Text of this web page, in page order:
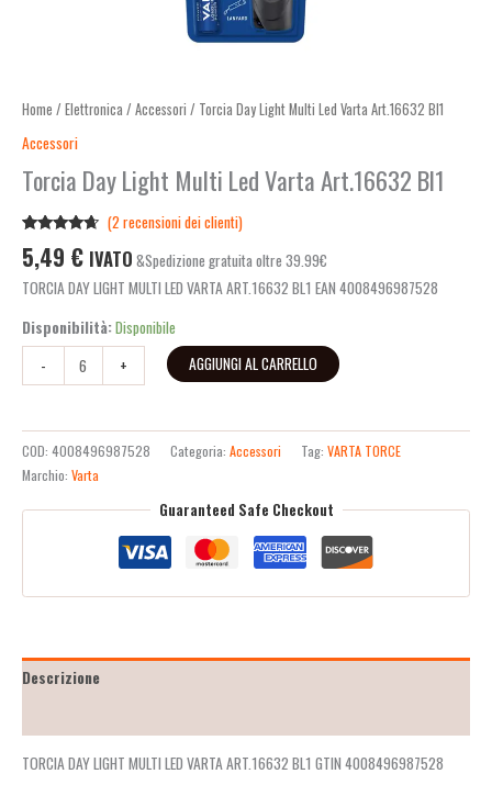
Home / Elettronica / Accessori / Torcia Day Light Multi Led Varta Art.16632 Bl1
Accessori
Torcia Day Light Multi Led Varta Art.16632 Bl1
4.50 su 5
su base
di
(2 recensioni dei clienti)
5,49 € IVATO &Spedizione gratuita oltre 39.99€
TORCIA DAY LIGHT MULTI LED VARTA ART.16632 BL1 EAN 4008496987528
Disponibilità:Disponibile
-
+ AGGIUNGI AL CARRELLO
COD: 4008496987528 Categoria: Accessori Tag: VARTA TORCE
Marchio: Varta
Guaranteed Safe Checkout
Descrizione
TORCIA DAY LIGHT MULTI LED VARTA ART.16632 BL1 GTIN 4008496987528